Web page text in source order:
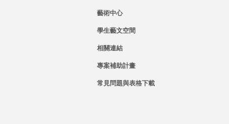
藝術中心
學生藝文空間
相關連結
專案補助計畫
常見問題與表格下載